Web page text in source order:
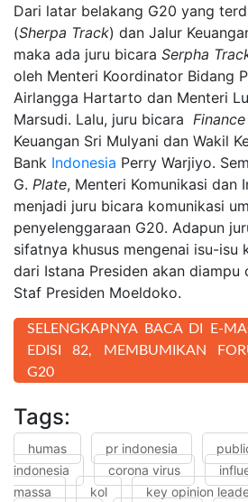
Dari latar belakang G20 yang
(Sherpa Track) dan Jalur
maka ada juru bicara Serpha
oleh Menteri Koordinator Bidang
Airlangga Hartarto dan Menteri
Marsudi. Lalu, juru bicara
Keuangan Sri Mulyani dan Wakil
Bank Indonesia Perry Warjiyo.
G. Plate, Menteri Komunikasi dan
menjadi juru bicara komunikasi
penyelenggaraan G20. Adapun
sifatnya khusus mengenai isu-isu
dari Istana Presiden akan diampu
Staf Presiden Moeldoko.
SELENGKAPNYA BACA DI E-
EDISI 82, MEMBUMIKAN
G20
Tags:
humas pr indonesia
indonesia
corona virus
massa
kol key opinion